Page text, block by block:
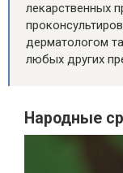
лекарственных
дерматологом
любых других
Народные